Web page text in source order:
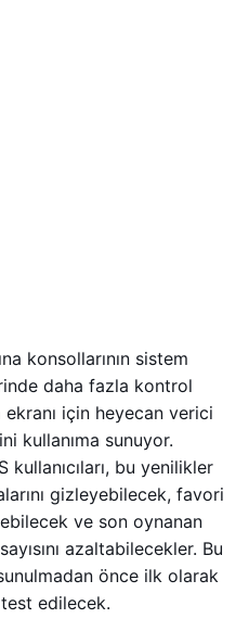
konsollarının sistem
daha fazla kontrol
için heyecan verici
kullanıma sunuyor.
kullanıcıları, bu yenilikler
gizleyebilecek, favori
ve son oynanan
azaltabilecekler. Bu
önce ilk olarak
edilecek.